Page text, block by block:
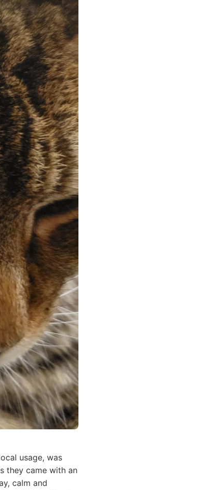
usage, was
they came with an
calm and